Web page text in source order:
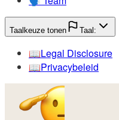
Taalkeuze tonen Taal:
📖️Legal Disclosure
📖️Privacybeleid